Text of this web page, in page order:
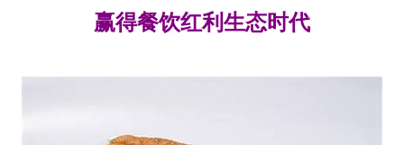
赢得餐饮红利生态时代